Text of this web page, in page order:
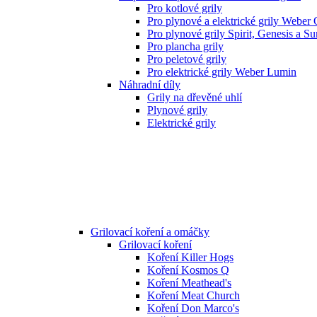
Pro kotlové grily
Pro plynové a elektrické grily Weber
Pro plynové grily Spirit, Genesis a
Pro plancha grily
Pro peletové grily
Pro elektrické grily Weber Lumin
Náhradní díly
Grily na dřevěné uhlí
Plynové grily
Elektrické grily
Grilovací koření a omáčky
Grilovací koření
Koření Killer Hogs
Koření Kosmos Q
Koření Meathead's
Koření Meat Church
Koření Don Marco's